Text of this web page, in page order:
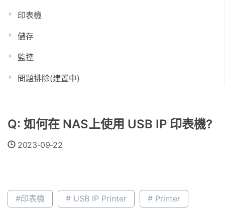
印表機
儲存
監控
問題排除(建置中)
Q: 如何在 NAS上使用 USB IP 印表機?
2023-09-22
#印表機 # USB IP Printer # Printer